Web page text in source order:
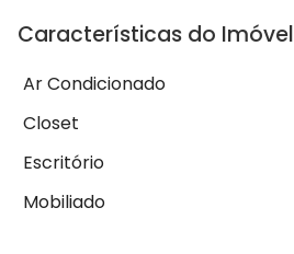
Características do Imóvel
Ar Condicionado
Closet
Escritório
Mobiliado